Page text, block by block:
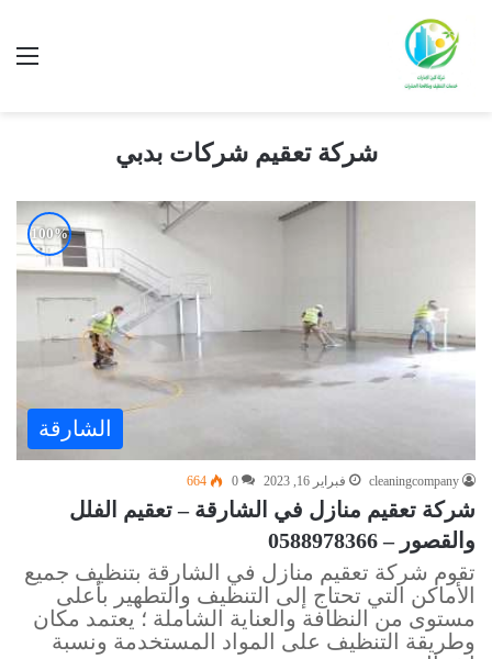
شركة تعقيم شركات بدبي
الشارقة
cleaningcompany فبراير 16, 2023 0
664
شركة تعقيم منازل في الشارقة – تعقيم الفلل
والقصور – 0588978366
تقوم شركة تعقيم منازل في الشارقة بتنظيف جميع
الأماكن التي تحتاج إلى التنظيف والتطهير بأعلى
مستوى من النظافة والعناية الشاملة ؛ يعتمد مكان
وطريقة التنظيف على المواد المستخدمة ونسبة